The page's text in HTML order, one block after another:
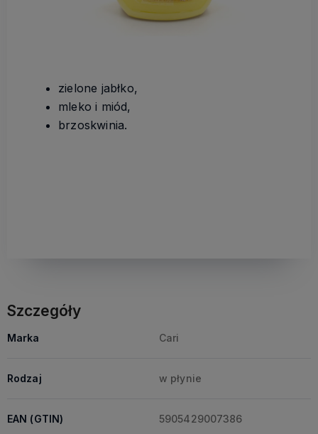
zielone jabłko,
mleko i miód,
brzoskwinia.
Szczegóły
Marka Cari
Rodzaj w płynie
EAN (GTIN) 5905429007386